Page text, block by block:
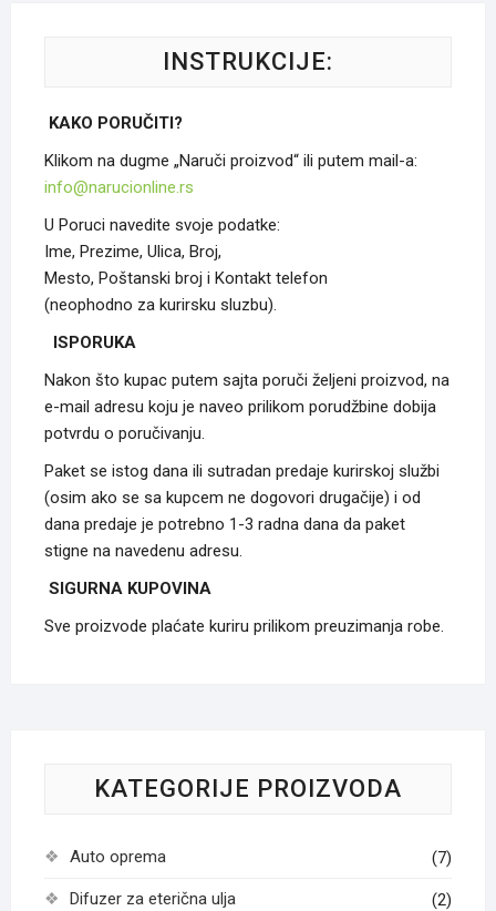
INSTRUKCIJE:
KAKO PORUČITI?
Klikom na dugme „Naruči proizvod“ ili putem mail-a:
info@narucionline.rs
U Poruci navedite svoje podatke:
Ime, Prezime, Ulica, Broj,
Mesto, Poštanski broj i Kontakt telefon
(neophodno za kurirsku sluzbu).
ISPORUKA
Nakon što kupac putem sajta poruči željeni proizvod, na
e-mail adresu koju je naveo prilikom porudžbine dobija
potvrdu o poručivanju.
Paket se istog dana ili sutradan predaje kurirskoj službi
(osim ako se sa kupcem ne dogovori drugačije) i od
dana predaje je potrebno 1-3 radna dana da paket
stigne na navedenu adresu.
SIGURNA KUPOVINA
Sve proizvode plaćate kuriru prilikom preuzimanja robe.
KATEGORIJE PROIZVODA
Auto oprema (7)
Difuzer za eterična ulja (2)